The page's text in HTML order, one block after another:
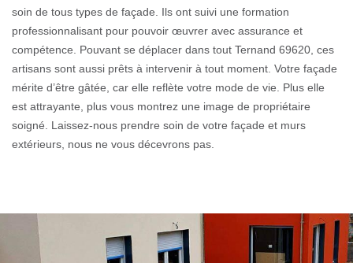
soin de tous types de façade. Ils ont suivi une formation
professionnalisant pour pouvoir œuvrer avec assurance et
compétence. Pouvant se déplacer dans tout Ternand 69620, ces
artisans sont aussi prêts à intervenir à tout moment. Votre façade
mérite d’être gâtée, car elle reflète votre mode de vie. Plus elle
est attrayante, plus vous montrez une image de propriétaire
soigné. Laissez-nous prendre soin de votre façade et murs
extérieurs, nous ne vous décevrons pas.